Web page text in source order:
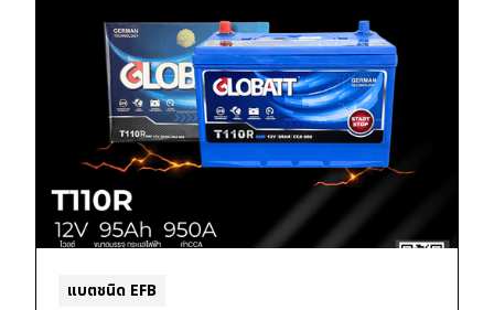
แบตชนิด EFB